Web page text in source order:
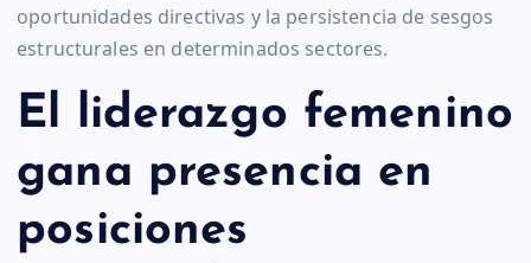
oportunidades directivas y la persistencia de sesgos
estructurales en determinados sectores.
El liderazgo femenino
gana presencia en
posiciones